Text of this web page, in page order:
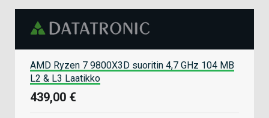
AMD Ryzen 7 9800X3D suoritin 4,7 GHz 104 MB
L2 & L3 Laatikko
439,00 €